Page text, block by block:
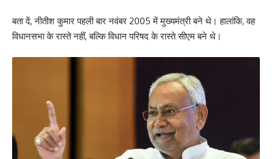
बता दें, नीतीश कुमार पहली बार नवंबर 2005 में मुख्यमंत्री बने थे। हालांकि, वह
विधानसभा के रास्ते नहीं, बल्कि विधान परिषद के रास्ते सीएम बने थे।